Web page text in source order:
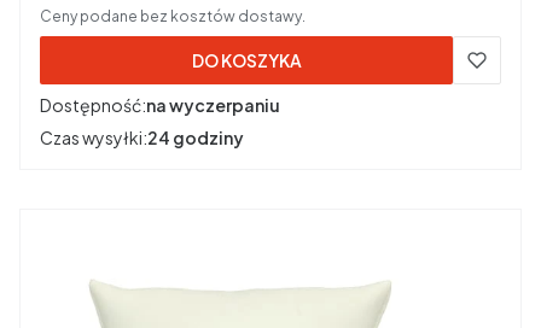
Ceny podane bez kosztów dostawy.
DO KOSZYKA
Dostępność:na wyczerpaniu
Czas wysyłki:24 godziny